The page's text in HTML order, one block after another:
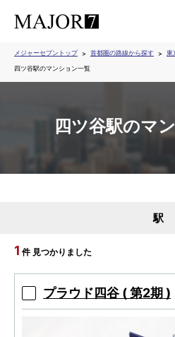
メジャーセブントップ 首都圏の路線から探す
東
四ツ谷駅のマンション一覧
四ツ谷駅のマ
駅
1 件 見つかりました
プラウド四谷 ( 第2期 )